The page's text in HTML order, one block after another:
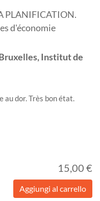
PLANIFICATION.
d'économie
Institut de
au dor. Très bon état.
15,00 €